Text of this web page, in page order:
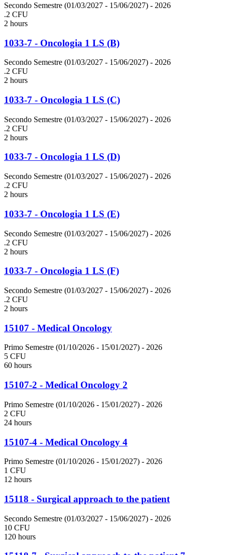
Secondo Semestre (01/03/2027 - 15/06/2027) - 2026
.2 CFU
2 hours
1033-7 - Oncologia 1 LS (B)
Secondo Semestre (01/03/2027 - 15/06/2027) - 2026
.2 CFU
2 hours
1033-7 - Oncologia 1 LS (C)
Secondo Semestre (01/03/2027 - 15/06/2027) - 2026
.2 CFU
2 hours
1033-7 - Oncologia 1 LS (D)
Secondo Semestre (01/03/2027 - 15/06/2027) - 2026
.2 CFU
2 hours
1033-7 - Oncologia 1 LS (E)
Secondo Semestre (01/03/2027 - 15/06/2027) - 2026
.2 CFU
2 hours
1033-7 - Oncologia 1 LS (F)
Secondo Semestre (01/03/2027 - 15/06/2027) - 2026
.2 CFU
2 hours
15107 - Medical Oncology
Primo Semestre (01/10/2026 - 15/01/2027) - 2026
5 CFU
60 hours
15107-2 - Medical Oncology 2
Primo Semestre (01/10/2026 - 15/01/2027) - 2026
2 CFU
24 hours
15107-4 - Medical Oncology 4
Primo Semestre (01/10/2026 - 15/01/2027) - 2026
1 CFU
12 hours
15118 - Surgical approach to the patient
Secondo Semestre (01/03/2027 - 15/06/2027) - 2026
10 CFU
120 hours